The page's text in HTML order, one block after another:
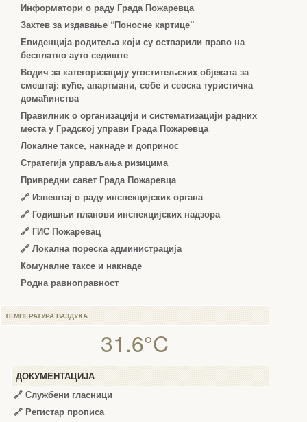
Информатори о раду Града Пожаревца
Захтев за издавање “Поносне картице”
Евиденција родитеља који су остварили право на
бесплатно ауто седиште
Водич за категоризацију угоститељских објеката за
смештај: куће, апартмани, собе и сеоска туристичка
домаћинства
Правилник о организацији и систематизацији радних
места у Градској управи Града Пожаревца
Локалне таксе, накнаде и допринос
Стратегија управљања ризицима
Привредни савет Града Пожаревца
🔗 Извештај о раду инспекцијских органа
🔗 Годишњи планови инспекцијских надзора
🔗 ГИС Пожаревац
🔗 Локална пореска администрација
Комуналне таксе и накнаде
Родна равноправност
ТЕМПЕРАТУРА ВАЗДУХА
31.6°C
ДОКУМЕНТАЦИЈА
🔗 Службени гласници
🔗 Регистар прописа